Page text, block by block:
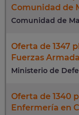
Comunidad de
Comunidad de
Oferta de 1347
Fuerzas
Ministerio de
Oferta de 1340
Enfermería en